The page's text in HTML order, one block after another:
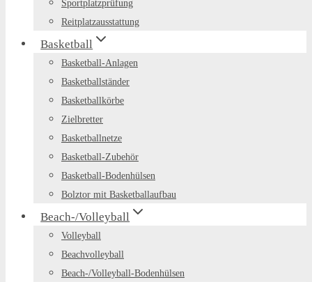
Sportplatzprüfung
Reitplatzausstattung
Basketball
Basketball-Anlagen
Basketballständer
Basketballkörbe
Zielbretter
Basketballnetze
Basketball-Zubehör
Basketball-Bodenhülsen
Bolztor mit Basketballaufbau
Beach-/Volleyball
Volleyball
Beachvolleyball
Beach-/Volleyball-Bodenhülsen